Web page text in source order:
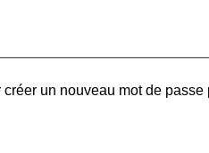
un nouveau mot de passe